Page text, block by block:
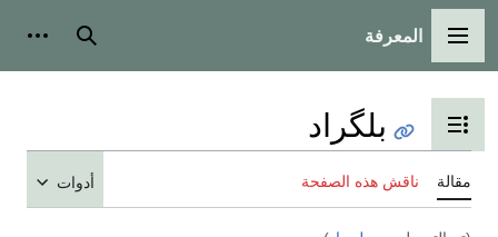
القائمة الرئيسية
المعرفة بحث
تبديل عرض جدول المحتويات
بلگراد
مقالة ناقش هذه الصفحة أدوات